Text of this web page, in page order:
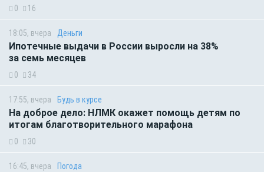
0 16
18:05, вчера Деньги
Ипотечные выдачи в России выросли на 38%
за семь месяцев
0 34
17:55, вчера Будь в курсе
На доброе дело: НЛМК окажет помощь детям по
итогам благотворительного марафона
0 30
16:45, вчера Погода